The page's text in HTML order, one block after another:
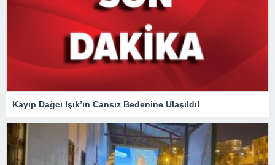
Kayıp Dağcı Işık’ın Cansız Bedenine Ulaşıldı!